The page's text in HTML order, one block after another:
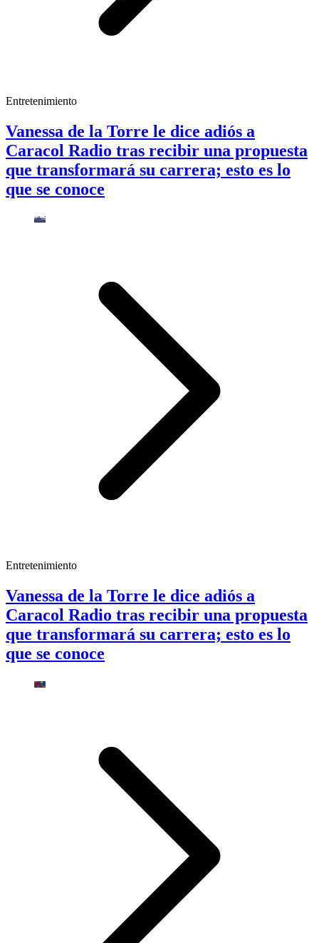
Entretenimiento
Vanessa de la Torre le dice adiós a
Caracol Radio tras recibir una propuesta
que transformará su carrera; esto es lo
que se conoce
Entretenimiento
Vanessa de la Torre le dice adiós a
Caracol Radio tras recibir una propuesta
que transformará su carrera; esto es lo
que se conoce